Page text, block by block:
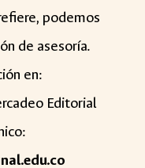
podemos
de asesoría.
en:
Editorial